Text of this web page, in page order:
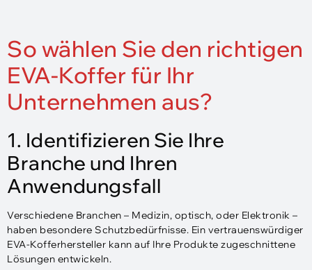
So wählen Sie den richtigen
EVA-Koffer für Ihr
Unternehmen aus?
1. Identifizieren Sie Ihre
Branche und Ihren
Anwendungsfall
Verschiedene Branchen – Medizin, optisch, oder Elektronik –
haben besondere Schutzbedürfnisse. Ein vertrauenswürdiger
EVA-Kofferhersteller kann auf Ihre Produkte zugeschnittene
Lösungen entwickeln.